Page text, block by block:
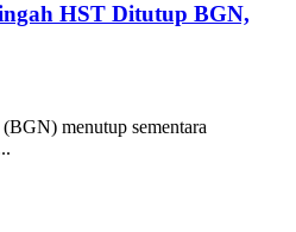
HST Ditutup BGN,
menutup sementara